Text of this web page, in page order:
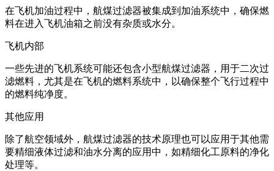
在飞机加油过程中，航煤过滤器被集成到加油系统中，确保燃
料在进入飞机油箱之前没有杂质或水分。
飞机内部
一些先进的飞机系统可能还包含小型航煤过滤器，用于二次过
滤燃料，尤其是在飞机的燃料系统中，以确保整个飞行过程中
的燃料纯净度。
其他应用
除了航空领域外，航煤过滤器的技术原理也可以应用于其他需
要精细液体过滤和油水分离的应用中，如精细化工原料的净化
处理等。